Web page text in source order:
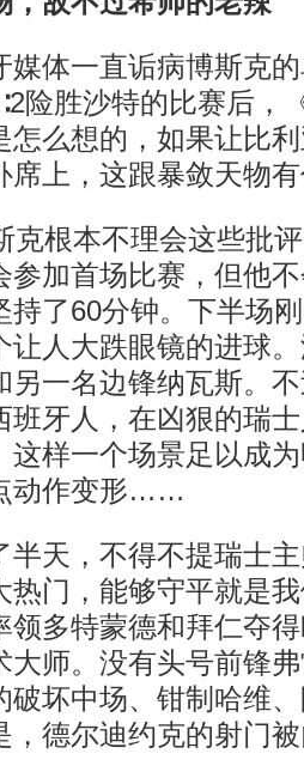
体一直诟病博斯克的
险胜沙特的比赛后，
怎么想的，如果让比
席上，这跟暴敛天物
根本不理会这些批评
参加首场比赛，但他
持了60分钟。下半场
让人大跌眼镜的进球
另一名边锋纳瓦斯。
班牙人，在凶狠的瑞
这样一个场景足以成
动作变形……
，不得不提瑞士主
热门，能够守平就是
领多特蒙德和拜仁夺
大师。没有头号前锋
破坏中场、钳制哈维
，德尔迪约克的射门